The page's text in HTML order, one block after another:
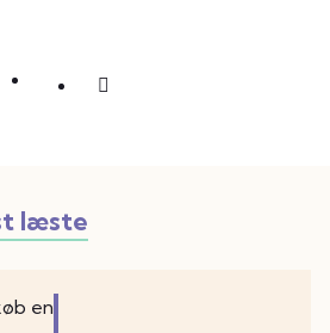
læste